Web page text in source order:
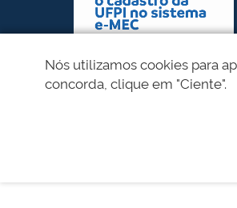
Nós utilizamos cookies para
concorda, clique em "Ciente".